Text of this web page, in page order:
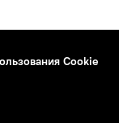
Cookie